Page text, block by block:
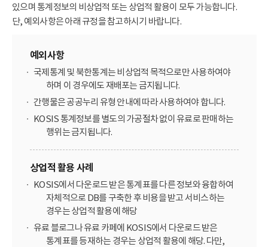
있으며 통계정보의 비상업적 또는 상업적 활용이 모두 가능합니다.
단, 예외사항은 아래 규정을 참고하시기 바랍니다.
예외사항
국제통계 및 북한통계는 비상업적 목적으로만 사용하여야
하며 이 경우에도 재배포는 금지됩니다.
간행물은 공공누리 유형 안내에 따라 사용하여야 합니다.
KOSIS 통계정보를 별도의 가공절차 없이 유료로 판매하는
행위는 금지됩니다.
상업적 활용 사례
KOSIS에서 다운로드 받은 통계표를 다른 정보와 융합하여
자체적으로 DB를 구축한 후 비용을 받고 서비스하는
경우는 상업적 활용에 해당
유료 블로그나 유료 카페에 KOSIS에서 다운로드 받은
통계표를 등재하는 경우는 상업적 활용에 해당. 다만,